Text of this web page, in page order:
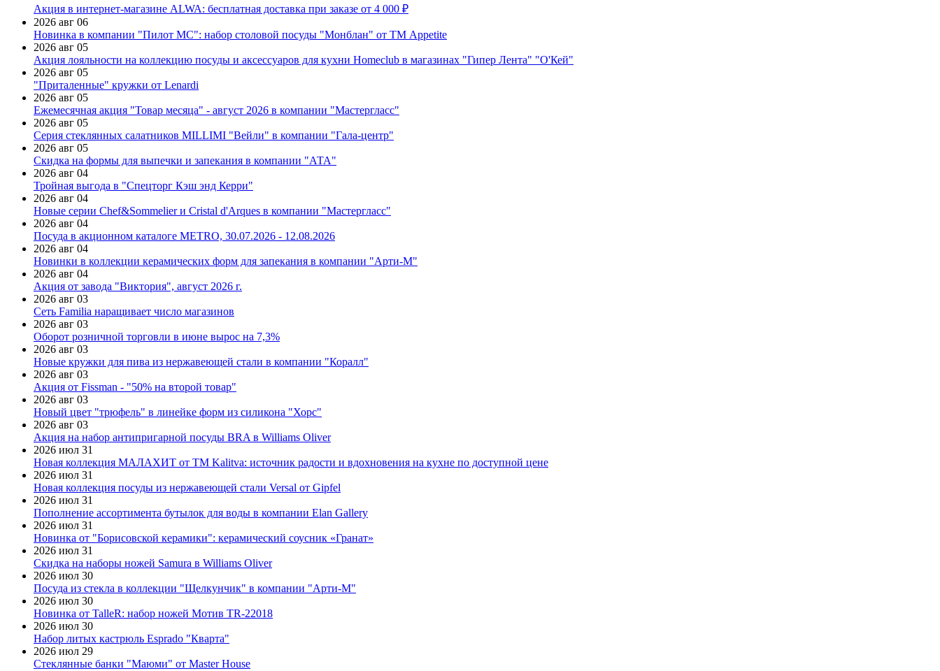
Акция в интернет-магазине ALWA: бесплатная доставка при заказе от 4 000 ₽
2026 авг 06
Новинка в компании "Пилот МС": набор столовой посуды "Монблан" от ТМ Appetite
2026 авг 05
Акция лояльности на коллекцию посуды и аксессуаров для кухни Homeclub в магазинах "Гипер Лента" "О'Кей"
2026 авг 05
"Приталенные" кружки от Lenardi
2026 авг 05
Ежемесячная акция "Товар месяца" - август 2026 в компании "Мастергласс"
2026 авг 05
Серия стеклянных салатников MILLIMI "Вейли" в компании "Гала-центр"
2026 авг 05
Скидка на формы для выпечки и запекания в компании "АТА"
2026 авг 04
Тройная выгода в "Спецторг Кэш энд Керри"
2026 авг 04
Новые серии Chef&Sommelier и Cristal d'Arques в компании "Мастергласс"
2026 авг 04
Посуда в акционном каталоге METRO, 30.07.2026 - 12.08.2026
2026 авг 04
Новинки в коллекции керамических форм для запекания в компании "Арти-М"
2026 авг 04
Акция от завода "Виктория", август 2026 г.
2026 авг 03
Сеть Familia наращивает число магазинов
2026 авг 03
Оборот розничной торговли в июне вырос на 7,3%
2026 авг 03
Новые кружки для пива из нержавеющей стали в компании "Коралл"
2026 авг 03
Акция от Fissman - "50% на второй товар"
2026 авг 03
Новый цвет "трюфель" в линейке форм из силикона "Хорс"
2026 авг 03
Акция на набор антипригарной посуды BRA в Williams Oliver
2026 июл 31
Новая коллекция МАЛАХИТ от ТМ Kalitva: источник радости и вдохновения на кухне по доступной цене
2026 июл 31
Новая коллекция посуды из нержавеющей стали Versal от Gipfel
2026 июл 31
Пополнение ассортимента бутылок для воды в компании Elan Gallery
2026 июл 31
Новинка от "Борисовской керамики": керамический соусник «Гранат»
2026 июл 31
Скидка на наборы ножей Samura в Williams Oliver
2026 июл 30
Посуда из стекла в коллекции "Щелкунчик" в компании "Арти-М"
2026 июл 30
Новинка от TalleR: набор ножей Мотив TR-22018
2026 июл 30
Набор литых кастрюль Esprado "Кварта"
2026 июл 29
Стеклянные банки "Маюми" от Master House